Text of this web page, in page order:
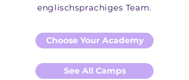
englischsprachiges Team.
Choose Your Academy
See All Camps